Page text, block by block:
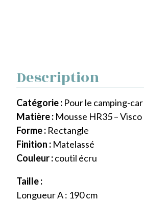
Description
Catégorie : Pour le camping-car
Matière : Mousse HR35 – Visco
Forme : Rectangle
Finition : Matelassé
Couleur :coutil écru
Taille :
Longueur A : 190 cm